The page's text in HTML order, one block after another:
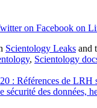
on Facebook on
Scientology Leaks and
, Scientology
: Références de LRH
sécurité des données,